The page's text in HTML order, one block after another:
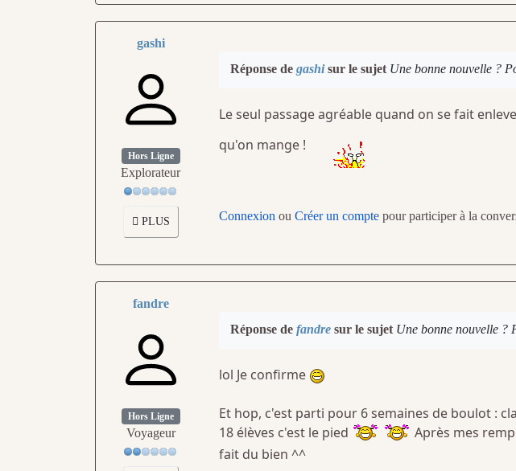
gashi
Hors Ligne
Explorateur
PLUS
Réponse de gashisur le sujet Une bonne nouvelle ?
Le seul passage agréable quand on se fait
qu'on mange !
Connexion ou Créer un comptepour participer à la
fandre
Hors Ligne
Voyageur
Réponse de fandresur le sujet Une bonne nouvelle ?
lol Je confirme
Et hop, c'est parti pour 6 semaines de boulot :
18 élèves c'est le pied
Après mes
fait du bien ^^